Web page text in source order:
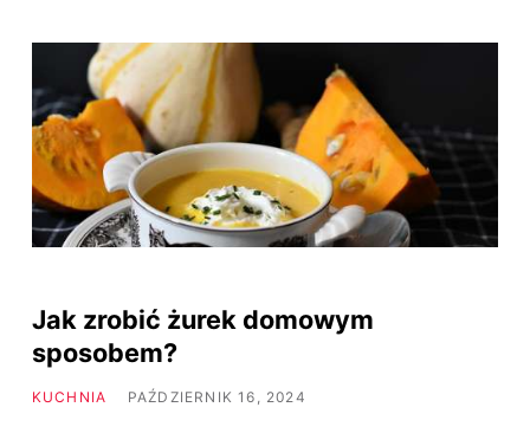
Jak zrobić żurek domowym
sposobem?
KUCHNIA PAŹDZIERNIK 16, 2024